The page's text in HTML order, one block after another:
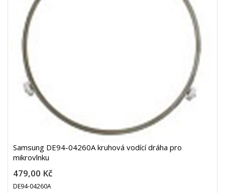
Samsung DE94-04260A kruhová vodící dráha pro
mikrovlnku
479,00 Kč
DE94-04260A